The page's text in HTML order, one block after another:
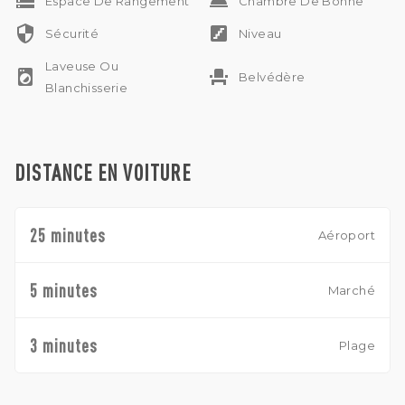
security Sécurité stairs Niveau
local_laundry_service
Laveuse Ou
Blanchisserie
event_seat Belvédère
DISTANCE EN VOITURE
25 minutes Aéroport
5 minutes Marché
3 minutes Plage